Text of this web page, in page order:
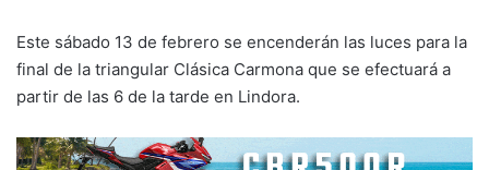
Este sábado 13 de febrero se encenderán las luces para la
final de la triangular Clásica Carmona que se efectuará a
partir de las 6 de la tarde en Lindora.